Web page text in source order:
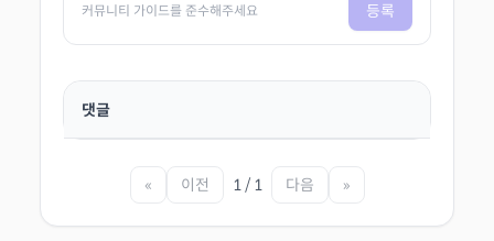
커뮤니티 가이드를 준수해주세요 등록
댓글
« 이전 1 / 1 다음 »